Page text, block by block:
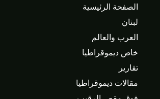
الصفحة الرئيسية
لبنان
العرب والعالم
خاص ديموقراطيا
تقارير
مقالات ديموقراطيا